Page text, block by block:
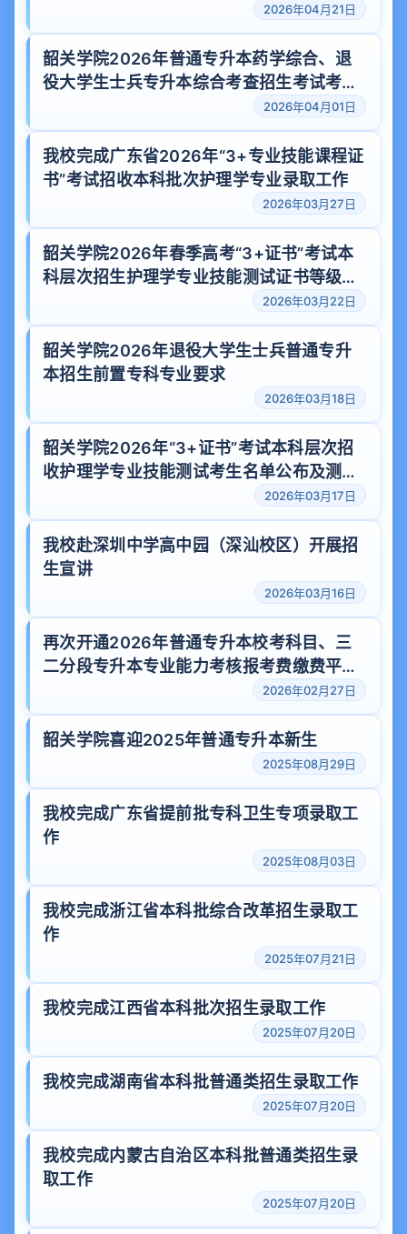
2026年04月21日
韶关学院2026年普通专升本药学综合、退
役大学生士兵专升本综合考查招生考试考点
2026年04月01日
我校完成广东省2026年“3+专业技能课程证
书”考试招收本科批次护理学专业录取工作
2026年03月27日
韶关学院2026年春季高考“3+证书”考试本
科层次招生护理学专业技能测试证书等级认
2026年03月22日
韶关学院2026年退役大学生士兵普通专升
本招生前置专科专业要求
2026年03月18日
韶关学院2026年“3+证书”考试本科层次招
收护理学专业技能测试考生名单公布及测试
2026年03月17日
我校赴深圳中学高中园（深汕校区）开展招
生宣讲
2026年03月16日
再次开通2026年普通专升本校考科目、三
二分段专升本专业能力考核报考费缴费平台
2026年02月27日
韶关学院喜迎2025年普通专升本新生
2025年08月29日
我校完成广东省提前批专科卫生专项录取工
作
2025年08月03日
我校完成浙江省本科批综合改革招生录取工
作
2025年07月21日
我校完成江西省本科批次招生录取工作
2025年07月20日
我校完成湖南省本科批普通类招生录取工作
2025年07月20日
我校完成内蒙古自治区本科批普通类招生录
取工作
2025年07月20日